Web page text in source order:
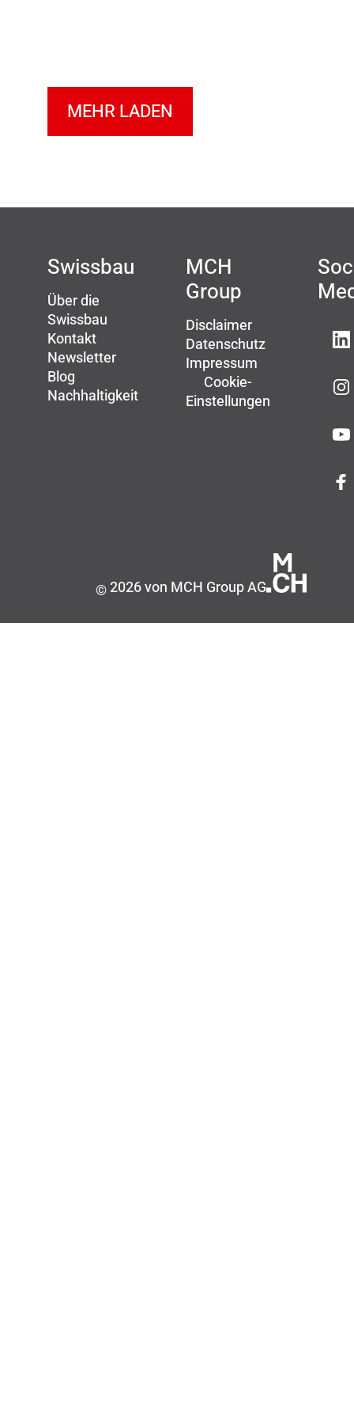
MEHR LADEN
Swissbau
Über die
Swissbau
Kontakt
Newsletter
Blog
Nachhaltigkeit
MCH
Group
Disclaimer
Datenschutz
Impressum
Cookie-
Einstellungen
©2026 von MCH Group AG